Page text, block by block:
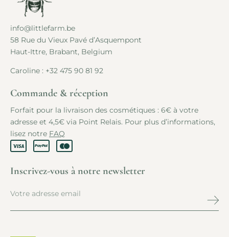
info@littlefarm.be
58 Rue du Vieux Pavé d’Asquempont
Haut-Ittre, Brabant, Belgium
Caroline : +32 475 90 81 92
Commande & réception
Forfait pour la livraison des cosmétiques : 6€ à votre
adresse et 4,5€ via Point Relais. Pour plus d’informations,
lisez notre FAQ
Inscrivez-vous à notre newsletter